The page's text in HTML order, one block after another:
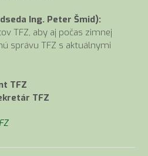
Ing. Peter Šmid):
TFZ, aby aj počas zimnej
správu TFZ s aktuálnymi
TFZ
TFZ